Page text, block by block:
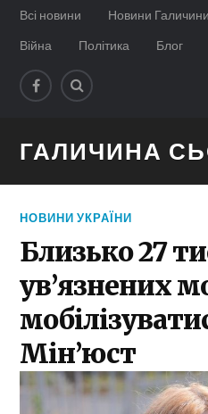
Всі новини Новини Галичини
Війна
Політика Блог
ГАЛИЧИНА
НОВИНИ УКРАЇНИ
Близько 27
ув’язнених
Мін’юст